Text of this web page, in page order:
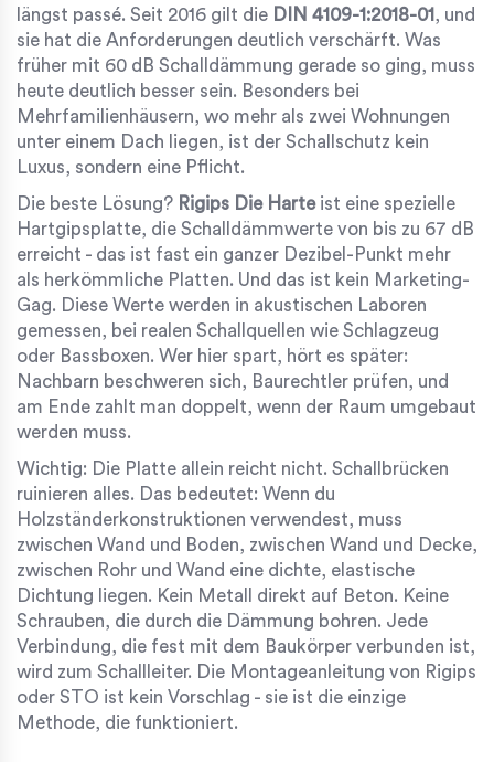
längst passé. Seit 2016 gilt die DIN 4109-1:2018-01 , und
sie hat die Anforderungen deutlich verschärft. Was
früher mit 60 dB Schalldämmung gerade so ging, muss
heute deutlich besser sein. Besonders bei
Mehrfamilienhäusern, wo mehr als zwei Wohnungen
unter einem Dach liegen, ist der Schallschutz kein
Luxus, sondern eine Pflicht.
Die beste Lösung? Rigips Die Harteist eine spezielle
Hartgipsplatte, die Schalldämmwerte von bis zu 67 dB
erreicht - das ist fast ein ganzer Dezibel-Punkt mehr
als herkömmliche Platten. Und das ist kein Marketing-
Gag. Diese Werte werden in akustischen Laboren
gemessen, bei realen Schallquellen wie Schlagzeug
oder Bassboxen. Wer hier spart, hört es später:
Nachbarn beschweren sich, Baurechtler prüfen, und
am Ende zahlt man doppelt, wenn der Raum umgebaut
werden muss.
Wichtig: Die Platte allein reicht nicht. Schallbrücken
ruinieren alles. Das bedeutet: Wenn du
Holzständerkonstruktionen verwendest, muss
zwischen Wand und Boden, zwischen Wand und Decke,
zwischen Rohr und Wand eine dichte, elastische
Dichtung liegen. Kein Metall direkt auf Beton. Keine
Schrauben, die durch die Dämmung bohren. Jede
Verbindung, die fest mit dem Baukörper verbunden ist,
wird zum Schallleiter. Die Montageanleitung von Rigips
oder STO ist kein Vorschlag - sie ist die einzige
Methode, die funktioniert.